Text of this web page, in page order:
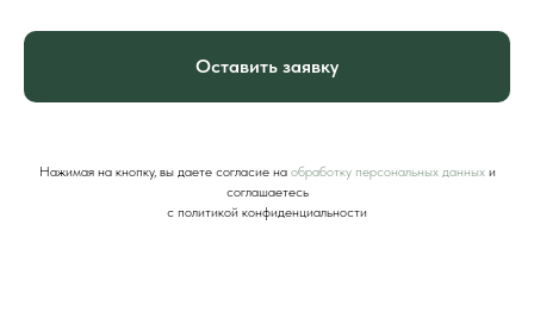
Оставить заявку
Нажимая на кнопку, вы даете согласие на обработку персональных данныхи
соглашаетесь
c политикой конфиденциальности